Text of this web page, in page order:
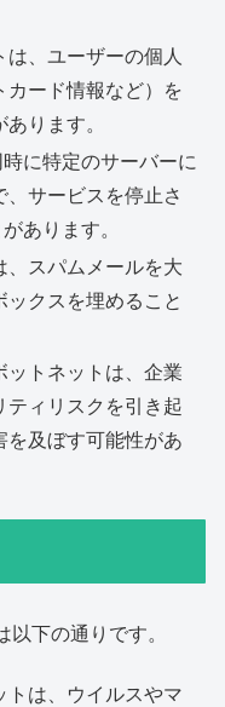
、ユーザーの個人
カード情報など）を
ります。
に特定のサーバーに
、サービスを停止さ
あります。
、スパムメールを大
クスを埋めること
ットネットは、企業
ティリスクを引き起
を及ぼす可能性があ
下の通りです。
トは、ウイルスやマ